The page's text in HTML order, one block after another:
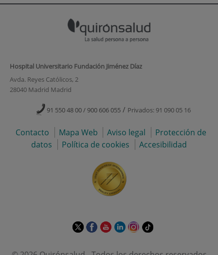
Hospital Universitario Fundación Jiménez Díaz
Avda. Reyes Católicos, 2
28040 Madrid Madrid
91 550 48 00 / 900 606 055 / Privados: 91 090 05 16
Contacto Mapa Web Aviso legal
Protección de
datos
Política de cookies Accesibilidad
EsteEsteEsteEsteEsteEnlace